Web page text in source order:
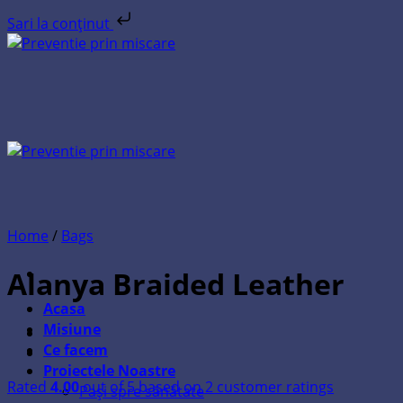
Sari la conținut
Skip
Acasa
Misiune
Ce facem
Proiectele Noastre
Pași spre sănătate
Home / Bags
Alanya Braided Leather
Rated 4.00out of 5 based on2 customer ratings